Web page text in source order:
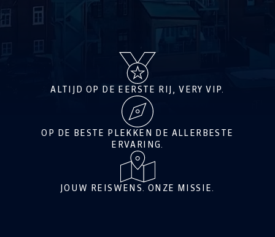
ALTIJD OP DE EERSTE RIJ, VERY VIP.
OP DE BESTE PLEKKEN DE ALLERBESTE
ERVARING.
JOUW REISWENS. ONZE MISSIE.